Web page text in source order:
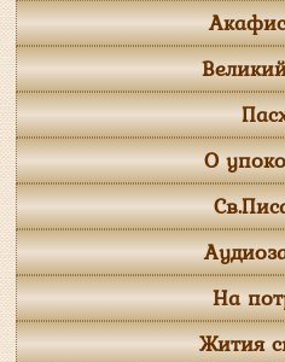
О
На
Жития